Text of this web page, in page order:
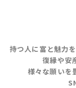
持つ人に富と魅力
復縁や安
様々な願いを